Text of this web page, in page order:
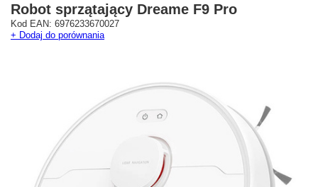
Robot sprzątający Dreame F9 Pro
Kod EAN: 6976233670027
+ Dodaj do porównania
Pokaż na mapie
Targówek
+48 692 620 120
ul. Głębocka 15
03-287 Warszawa
Pokaż na mapie